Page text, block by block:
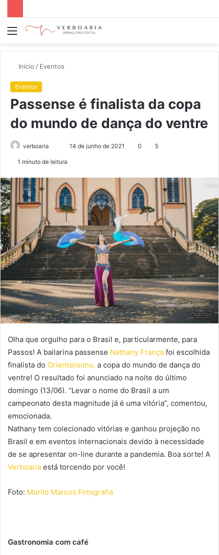
Menu
Início / Eventos
Eventos
Passense é finalista da copa
do mundo de dança do ventre
verboaria
e
u
e
-
m
a
i
l
14 de junho de 2021 0 5
1 minuto de leitura
Olha que orgulho para o Brasil e, particularmente, para
Passos! A bailarina passense Nathany França foi escolhida
finalista do Orientalísimo, a copa do mundo de dança do
ventre! O resultado foi anunciado na noite do último
domingo (13/06). “Levar o nome do Brasil a um
campeonato desta magnitude já é uma vitória”, comentou,
emocionada.
Nathany tem colecionado vitórias e ganhou projeção no
Brasil e em eventos internacionais devido à necessidade
de se apresentar on-line durante a pandemia. Boa sorte! A
Verboaria está torcendo por você!
Foto: Murilo Marcos Fotografia
Gastronomia com café